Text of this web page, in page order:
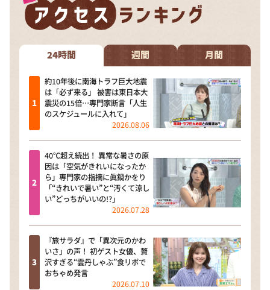
24時間 週間 月間
約10年後に南海トラフ巨大地震
は「必ず来る」 被害は東日本大
震災の15倍…専門家断言「人生
のスケジュールに入れて」
2026.08.06
40℃超え続出！ 異常な暑さの原
因は「空気がきれいになったか
ら」専門家の指摘に眞鍋かをり
「“きれいで暑い”と“汚くて涼し
い”どっちがいいの!?」
2026.07.28
『旅サラダ』で「異次元のかわ
いさ」の声！ 初ゲスト女優、贅
沢すぎる“雲丹しゃぶ”食リポで
おちゃめ発言
2026.07.10